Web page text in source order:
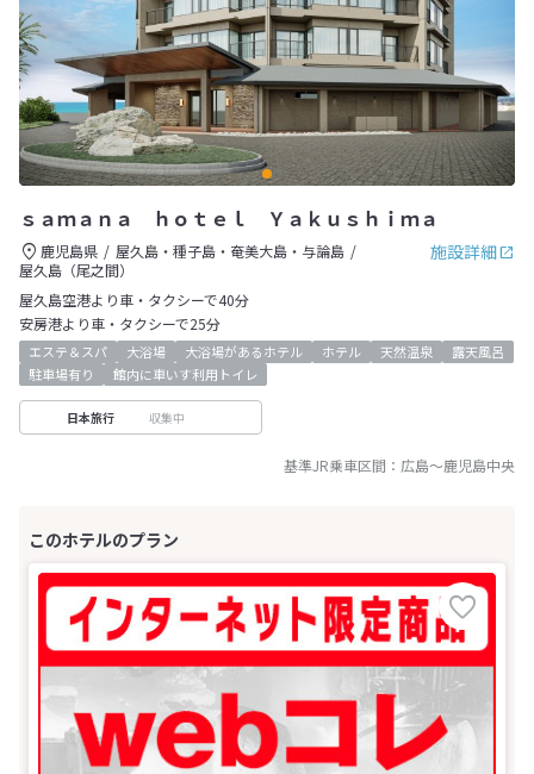
ｓａｍａｎａ ｈｏｔｅｌ Ｙａｋｕｓｈｉｍａ
施設詳細
鹿児島県
屋久島・種子島・奄美大島・与論島
屋久島（尾之間）
屋久島空港より車・タクシーで40分
安房港より車・タクシーで25分
エステ＆スパ 大浴場 大浴場があるホテル ホテル 天然温泉
露天風呂
駐車場有り
館内に車いす利用トイレ
日本旅行 収集中
基準JR乗車区間： 広島～鹿児島中央